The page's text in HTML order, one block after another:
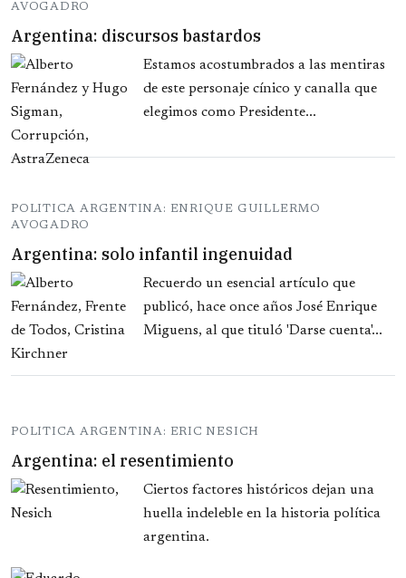
AVOGADRO
Argentina: discursos bastardos
Estamos acostumbrados a las mentiras
de este personaje cínico y canalla que
elegimos como Presidente...
POLITICA ARGENTINA: ENRIQUE GUILLERMO
AVOGADRO
Argentina: solo infantil ingenuidad
Recuerdo un esencial artículo que
publicó, hace once años José Enrique
Miguens, al que tituló 'Darse cuenta'...
POLITICA ARGENTINA: ERIC NESICH
Argentina: el resentimiento
Ciertos factores históricos dejan una
huella indeleble en la historia política
argentina.